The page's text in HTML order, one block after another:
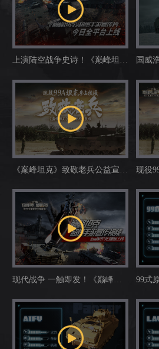
上演陆空战争史诗！《巅峰坦
国威
《巅峰坦克》致敬老兵公益宣传
现役
现代战争 一触即发！《巅峰坦
99式